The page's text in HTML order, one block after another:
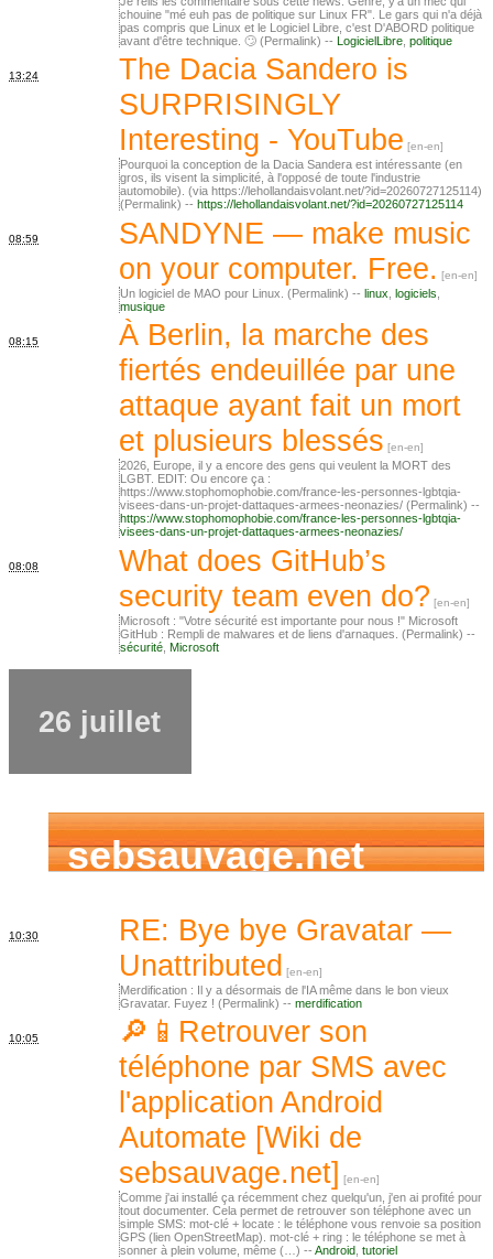
chouine "mé euh pas de politique sur Linux FR". Le gars qui n'a déjà
pas compris que Linux et le Logiciel Libre, c'est D'ABORD politique
avant d'être technique. 🙄 (Permalink) -- LogicielLibre politique
13:24
The Dacia Sandero is
SURPRISINGLY
Interesting - YouTube
Pourquoi la conception de la Dacia Sandera est intéressante (en
gros, ils visent la simplicité, à l'opposé de toute l'industrie
automobile). (via https://lehollandaisvolant.net/?id=20260727125114)
(Permalink) -- https://lehollandaisvolant.net/?id=20260727125114
08:59
SANDYNE — make music
on your computer. Free.
Un logiciel de MAO pour Linux. (Permalink) -- linux logiciels
musique
08:15
À Berlin, la marche des
fiertés endeuillée par une
attaque ayant fait un mort
et plusieurs blessés
2026, Europe, il y a encore des gens qui veulent la MORT des
LGBT. EDIT: Ou encore ça :
https://www.stophomophobie.com/france-les-personnes-lgbtqia-
visees-dans-un-projet-dattaques-armees-neonazies/ (Permalink) --
https://www.stophomophobie.com/france-les-personnes-lgbtqia-
visees-dans-un-projet-dattaques-armees-neonazies/
08:08
What does GitHub’s
security team even do?
Microsoft : "Votre sécurité est importante pour nous !" Microsoft
GitHub : Rempli de malwares et de liens d'arnaques. (Permalink) --
sécurité Microsoft
26 juillet
sebsauvage.net
10:30
RE: Bye bye Gravatar —
Unattributed
Merdification : Il y a désormais de l'IA même dans le bon vieux
Gravatar. Fuyez ! (Permalink) -- merdification
10:05
🔎📱Retrouver son
téléphone par SMS avec
l'application Android
Automate [Wiki de
sebsauvage.net]
Comme j'ai installé ça récemment chez quelqu'un, j'en ai profité pour
tout documenter. Cela permet de retrouver son téléphone avec un
simple SMS: mot-clé + locate : le téléphone vous renvoie sa position
GPS (lien OpenStreetMap). mot-clé + ring : le téléphone se met à
sonner à plein volume, même (…) -- Android tutoriel